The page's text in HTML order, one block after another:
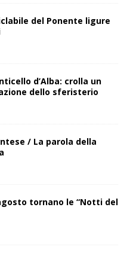
del Ponente ligure
d’Alba: crolla un
dello sferisterio
/ La parola della
tornano le “Notti del